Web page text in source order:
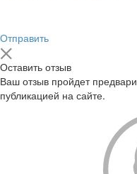
Отправить
Оставить отзыв
Ваш отзыв пройдет
публикацией на сайте.